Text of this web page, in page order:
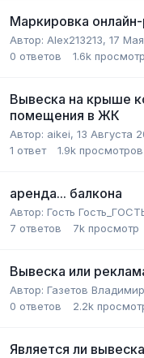
Маркировка
Автор: Alex213213, 17
0 ответов 1.6k
Вывеска на крыше
помещения в ЖК
Автор: aikei, 13 Августа
1 ответ 1.9k просмотров
аренда... балкона
Автор: Гость
7 ответов 7k просмотр
Вывеска или
Автор: Газетов
0 ответов 2.2k
Является ли